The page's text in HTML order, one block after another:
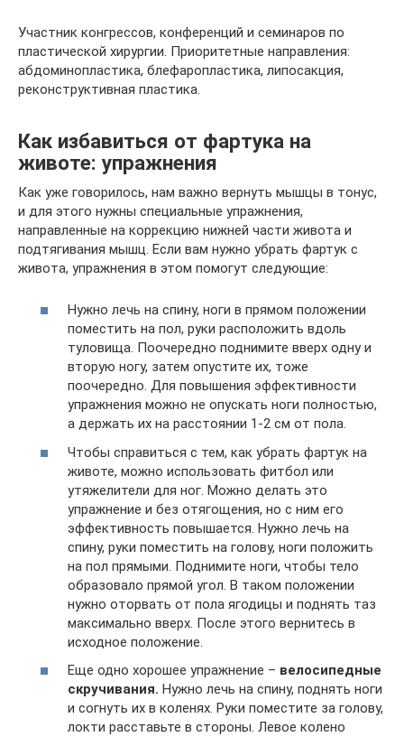
Участник конгрессов, конференций и семинаров по
пластической хирургии. Приоритетные направления:
абдоминопластика, блефаропластика, липосакция,
реконструктивная пластика.
Как избавиться от фартука на
животе: упражнения
Как уже говорилось, нам важно вернуть мышцы в тонус,
и для этого нужны специальные упражнения,
направленные на коррекцию нижней части живота и
подтягивания мышц. Если вам нужно убрать фартук с
живота, упражнения в этом помогут следующие:
Нужно лечь на спину, ноги в прямом положении
поместить на пол, руки расположить вдоль
туловища. Поочередно поднимите вверх одну и
вторую ногу, затем опустите их, тоже
поочередно. Для повышения эффективности
упражнения можно не опускать ноги полностью,
а держать их на расстоянии 1-2 см от пола.
Чтобы справиться с тем, как убрать фартук на
животе, можно использовать фитбол или
утяжелители для ног. Можно делать это
упражнение и без отягощения, но с ним его
эффективность повышается. Нужно лечь на
спину, руки поместить на голову, ноги положить
на пол прямыми. Поднимите ноги, чтобы тело
образовало прямой угол. В таком положении
нужно оторвать от пола ягодицы и поднять таз
максимально вверх. После этого вернитесь в
исходное положение.
Еще одно хорошее упражнение – велосипедные
скручивания. Нужно лечь на спину, поднять ноги
и согнуть их в коленях. Руки поместите за голову,
локти расставьте в стороны. Левое колено